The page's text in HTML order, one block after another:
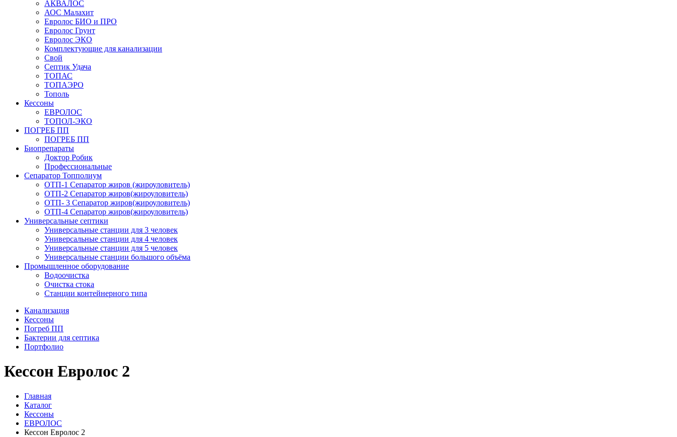
АКВАЛОС
АОС Малахит
Евролос БИО и ПРО
Евролос Грунт
Евролос ЭКО
Комплектующие для канализации
Свой
Септик Удача
ТОПАС
ТОПАЭРО
Тополь
Кессоны
ЕВРОЛОС
ТОПОЛ-ЭКО
ПОГРЕБ ПП
ПОГРЕБ ПП
Биопрепараты
Доктор Робик
Профессиональные
Сепаратор Топполиум
ОТП-1 Сепаратор жиров (жироуловитель)
ОТП-2 Сепаратор жиров(жироуловитель)
ОТП- 3 Сепаратор жиров(жироуловитель)
ОТП-4 Сепаратор жиров(жироуловитель)
Универсальные септики
Универсальные станции для 3 человек
Универсальные станции для 4 человек
Универсальные станции для 5 человек
Универсальные станции большого объёма
Промышленное оборудование
Водоочистка
Очистка стока
Станции контейнерного типа
Канализация
Кессоны
Погреб ПП
Бактерии для септика
Портфолио
Кессон Евролос 2
Главная
Каталог
Кессоны
ЕВРОЛОС
Кессон Евролос 2